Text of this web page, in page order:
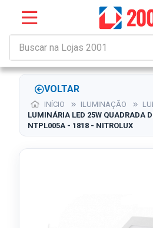
VOLTAR
INÍCIO ILUMINAÇÃO
LUMINÁRIA LED 25W QUADRADA
NTPL005A - 1818 - NITROLUX